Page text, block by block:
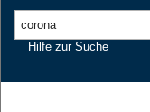
Hilfe zur Suche